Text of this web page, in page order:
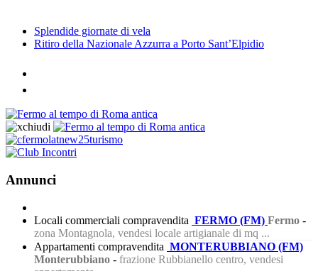
Splendide giornate di vela
Ritiro della Nazionale Azzurra a Porto Sant’Elpidio
Annunci
Locali commerciali compravendita FERMO (FM) Fermo -
zona Montagnola, vendesi locale artigianale di mq ...
Appartamenti compravendita MONTERUBBIANO (FM)
Monterubbiano - frazione Rubbianello centro, vendesi